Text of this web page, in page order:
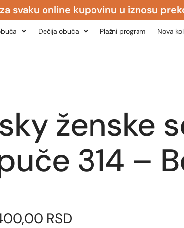
online kupovinu u iznosu
Dečija obuća Plažni program Nova
ženske
314 –
RSD